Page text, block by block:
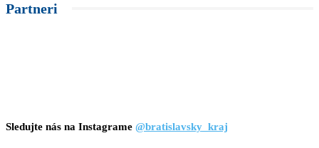
Partneri
Sledujte nás na Instagrame @bratislavsky_kraj